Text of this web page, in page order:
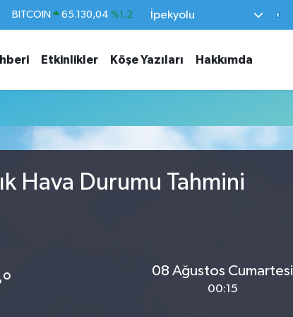
BITCOIN 65.130,04 %1.2
EURO 55,2510 %0.32
STERLİN 64,4811 %0.38
13.773
İpekyolu
Etkinlikler Köşe Yazıları Hakkımda
Hava Durumu Tahmini
°
08 Ağustos Cumartesi
00:15